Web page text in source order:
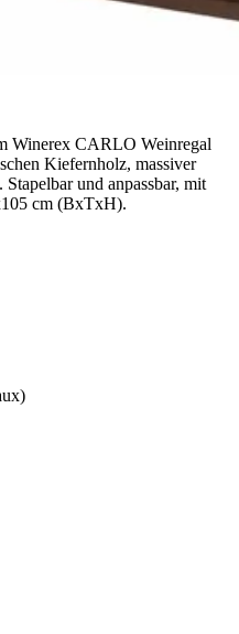
Winerex CARLO Weinregal
Kiefernholz, massiver
und anpassbar, mit
cm (BxTxH).